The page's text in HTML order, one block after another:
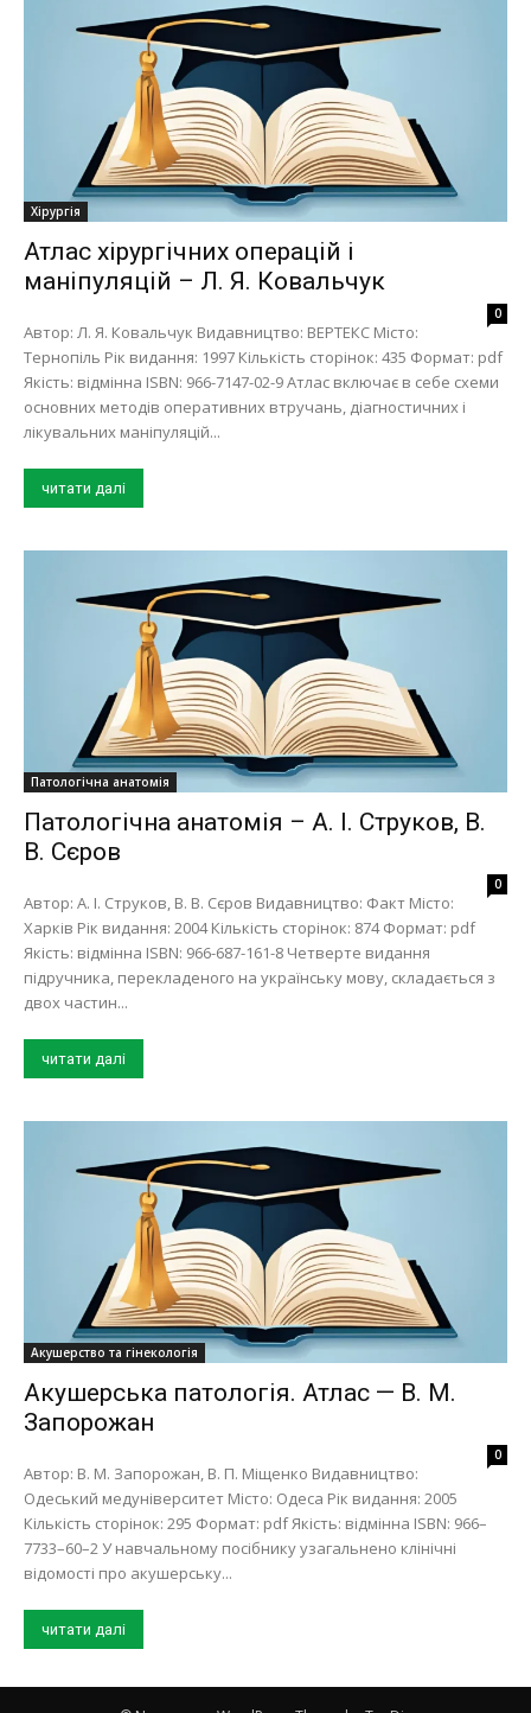
Хірургія
Атлас хірургічних операцій і
маніпуляцій – Л. Я. Ковальчук
0
Автор: Л. Я. Ковальчук Видавництво: ВЕРТЕКС Місто:
Тернопіль Рік видання: 1997 Кількість сторінок: 435 Формат: pdf
Якість: відмінна ISBN: 966-7147-02-9 Атлас включає в себе схеми
основних методів оперативних втручань, діагностичних і
лікувальних маніпуляцій...
читати далі
Патологічна анатомія
Патологічна анатомія – А. І. Струков, В.
В. Сєров
0
Автор: А. І. Струков, В. В. Сєров Видавництво: Факт Місто:
Харків Рік видання: 2004 Кількість сторінок: 874 Формат: pdf
Якість: відмінна ISBN: 966-687-161-8 Четверте видання
підручника, перекладеного на українську мову, складається з
двох частин...
читати далі
Акушерство та гінекологія
Акушерська патологія. Атлас — В. М.
Запорожан
0
Автор: В. М. Запорожан, В. П. Міщенко Видавництво:
Одеський медуніверситет Місто: Одеса Рік видання: 2005
Кількість сторінок: 295 Формат: pdf Якість: відмінна ISBN: 966–
7733–60–2 У навчальному посiбнику узагальнено клiнiчнi
вiдомостi про акушерську...
читати далі